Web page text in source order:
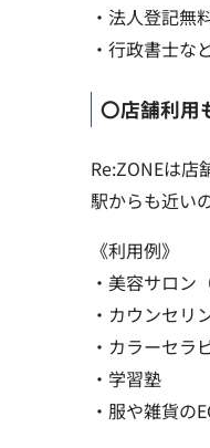
・法人登記無
・行政書士な
〇店舗利用
Re:ZONEは店
駅からも近い
《利用例》
・美容サロン
・カウンセリ
・カラーセラ
・学習塾
・服や雑貨の